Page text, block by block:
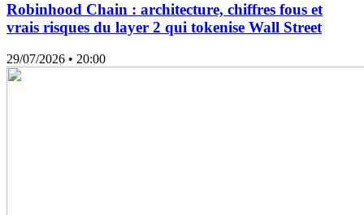
Robinhood Chain : architecture, chiffres fous et
vrais risques du layer 2 qui tokenise Wall Street
29/07/2026 • 20:00